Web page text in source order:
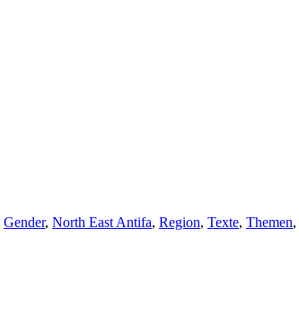
Gender, North East Antifa, Region, Texte, Themen,